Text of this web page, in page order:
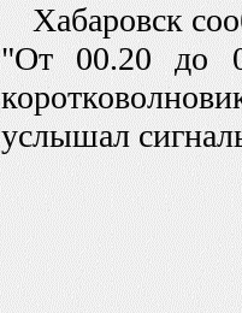
Хабаровск
"От 00.20 до
услышал